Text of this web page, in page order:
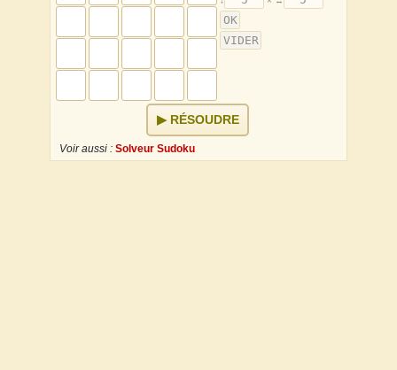
RÉSOUDRE
Voir aussi : Solveur Sudoku